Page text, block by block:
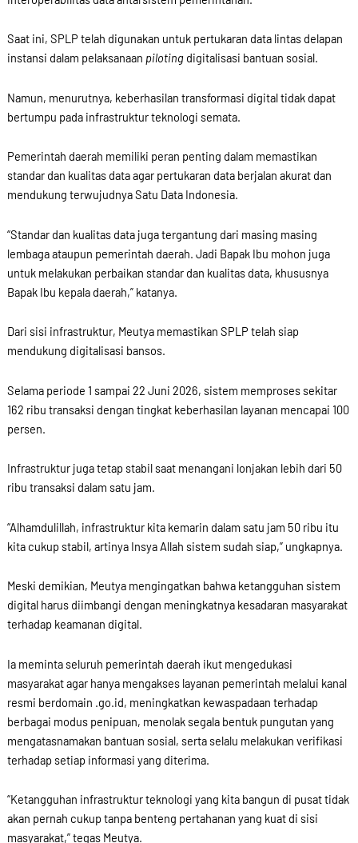
Saat ini, SPLP telah digunakan untuk pertukaran data lintas delapan
instansi dalam pelaksanaan pilotingdigitalisasi bantuan sosial.
Namun, menurutnya, keberhasilan transformasi digital tidak dapat
bertumpu pada infrastruktur teknologi semata.
Pemerintah daerah memiliki peran penting dalam memastikan
standar dan kualitas data agar pertukaran data berjalan akurat dan
mendukung terwujudnya Satu Data Indonesia.
“Standar dan kualitas data juga tergantung dari masing masing
lembaga ataupun pemerintah daerah. Jadi Bapak Ibu mohon juga
untuk melakukan perbaikan standar dan kualitas data, khususnya
Bapak Ibu kepala daerah,” katanya.
Dari sisi infrastruktur, Meutya memastikan SPLP telah siap
mendukung digitalisasi bansos.
Selama periode 1 sampai 22 Juni 2026, sistem memproses sekitar
162 ribu transaksi dengan tingkat keberhasilan layanan mencapai 100
persen.
Infrastruktur juga tetap stabil saat menangani lonjakan lebih dari 50
ribu transaksi dalam satu jam.
“Alhamdulillah, infrastruktur kita kemarin dalam satu jam 50 ribu itu
kita cukup stabil, artinya Insya Allah sistem sudah siap,” ungkapnya.
Meski demikian, Meutya mengingatkan bahwa ketangguhan sistem
digital harus diimbangi dengan meningkatnya kesadaran masyarakat
terhadap keamanan digital.
Ia meminta seluruh pemerintah daerah ikut mengedukasi
masyarakat agar hanya mengakses layanan pemerintah melalui kanal
resmi berdomain .go.id, meningkatkan kewaspadaan terhadap
berbagai modus penipuan, menolak segala bentuk pungutan yang
mengatasnamakan bantuan sosial, serta selalu melakukan verifikasi
terhadap setiap informasi yang diterima.
“Ketangguhan infrastruktur teknologi yang kita bangun di pusat tidak
akan pernah cukup tanpa benteng pertahanan yang kuat di sisi
masyarakat,” tegas Meutya.